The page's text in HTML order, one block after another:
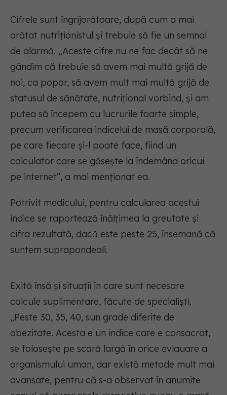
Cifrele sunt îngrijorătoare, după cum a mai
arătat nutriționistul și trebuie să fie un semnal
de alarmă. „Aceste cifre nu ne fac decât să ne
gândim că trebuie să avem mai multă grijă de
noi, ca popor, să avem mult mai multă grijă de
statusul de sănătate, nutrițional vorbind, și am
putea să începem cu lucrurile foarte simple,
precum verificarea indicelui de masă corporală,
pe care fiecare și-l poate face, fiind un
calculator care se găsește la îndemâna oricui
pe internet”, a mai menționat ea.
Potrivit medicului, pentru calcularea acestui
indice se raportează înălțimea la greutate și
cifra rezultată, dacă este peste 25, însemană că
suntem suprapondeali.
Exită însă și situații în care sunt necesare
calcule suplimentare, făcute de specialiști.
„Peste 30, 35, 40, sun grade diferite de
obezitate. Acesta e un indice care e consacrat,
se folosește pe scară largă în orice evlauare a
organismului uman, dar există metode mult mai
avansate, pentru că s-a observat în anumite